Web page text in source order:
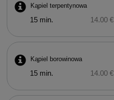
Kąpiel terpentynowa
15 min. 14.00 €
Kąpiel borowinowa
15 min. 14.00 €